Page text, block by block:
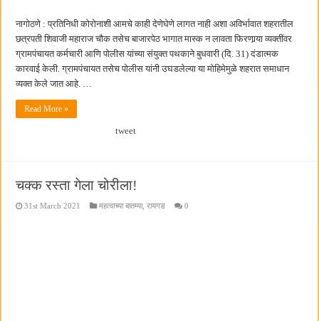
नागोठणे : प्रतिनिधी कोरोनाशी आमचे काही देणेघेणे लागत नाही अशा अविर्भावात शहरातील
छत्रपती शिवाजी महाराज चौक तसेच बाजारपेठ भागात मास्क न लावता फिरणार्‍या व्यक्तींवर
ग्रामपंचायत कर्मचारी आणि पोलीस यांच्या संयुक्त पथकाने बुधवारी (दि. 31) दंडात्मक
कारवाई केली. ग्रामपंचायत तसेच पोलीस यांनी उघडलेल्या या मोहिमेमुळे शहरात समाधान
व्यक्त केले जात आहे. …
Read More »
tweet
चक्क रस्ता गेला चोरीला!
31st March 2021 महत्वाच्या बातम्या,रायगड 0